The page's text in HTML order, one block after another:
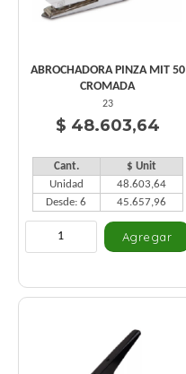
ABROCHADORA PINZA MIT 50
CROMADA
23
$ 48.603,64
Cant.
$ Unit
Unidad
48.603,64
Desde: 6
45.657,96